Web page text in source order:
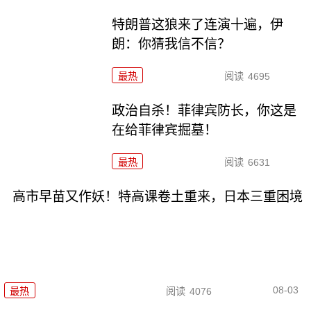
特朗普这狼来了连演十遍，伊
朗：你猜我信不信？
最热 阅读 4695
政治自杀！菲律宾防长，你这是
在给菲律宾掘墓！
最热 阅读 6631
高市早苗又作妖！特高课卷土重来，日本三重困境
最热 阅读 4076 08-03